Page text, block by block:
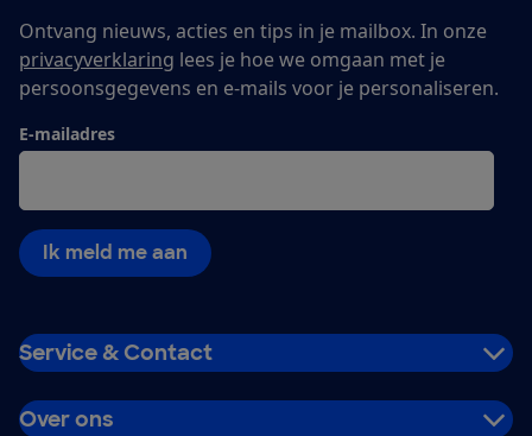
Ontvang nieuws, acties en tips in je mailbox. In onze
privacyverklaring lees je hoe we omgaan met je
persoonsgegevens en e-mails voor je personaliseren.
E-mailadres
Ik meld me aan
Service & Contact
Over ons